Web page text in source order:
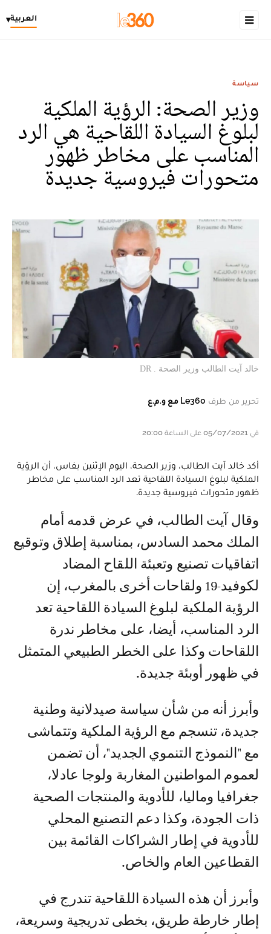
العربية▾
سياسة
وزير الصحة: الرؤية الملكية
لبلوغ السيادة اللقاحية هي الرد
المناسب على مخاطر ظهور
متحورات فيروسية جديدة
خالد آيت الطالب وزير الصحة . DR
تحرير من طرف Le360 مع و.م.ع
في 05/07/2021 على الساعة 20:00
أكد خالد آيت الطالب، وزير الصحة، اليوم الإثنين بفاس، أن الرؤية
الملكية لبلوغ السيادة اللقاحية تعد الرد المناسب على مخاطر
ظهور متحورات فيروسية جديدة.
وقال آيت الطالب، في عرض قدمه أمام
الملك محمد السادس، بمناسبة إطلاق وتوقيع
اتفاقيات تصنيع وتعبئة اللقاح المضاد
لكوفيد-19 ولقاحات أخرى بالمغرب، إن
الرؤية الملكية لبلوغ السيادة اللقاحية تعد
الرد المناسب، أيضا، على مخاطر ندرة
اللقاحات وكذا على الخطر الطبيعي المتمثل
في ظهور أوبئة جديدة.
وأبرز أنه من شأن سياسة صيدلانية وطنية
جديدة، تنسجم مع الرؤية الملكية وتتماشى
مع "النموذج التنموي الجديد"، أن تضمن
لعموم المواطنين المغاربة ولوجا عادلا،
جغرافيا وماليا، للأدوية والمنتجات الصحية
ذات الجودة، وكذا دعم التصنيع المحلي
للأدوية في إطار الشراكات القائمة بين
القطاعين العام والخاص.
وأبرز أن هذه السيادة اللقاحية تندرج في
إطار خارطة طريق، بخطى تدريجية وسريعة،